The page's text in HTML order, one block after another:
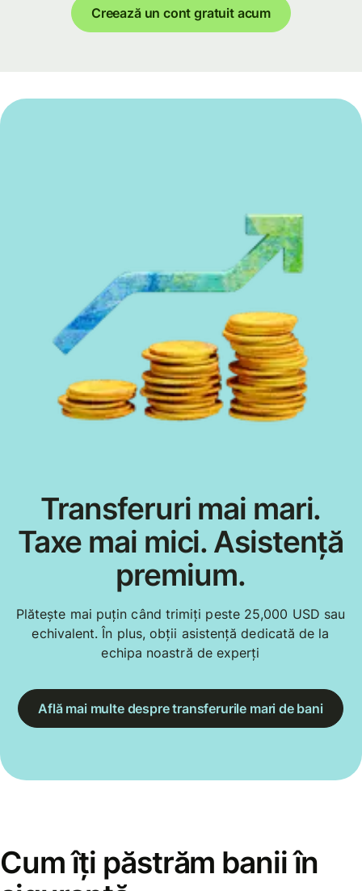
Creează un cont gratuit acum
Transferuri mai mari.
Taxe mai mici. Asistență
premium.
Plătește mai puțin când trimiți peste 25,000 USD sau
echivalent. În plus, obții asistență dedicată de la
echipa noastră de experți
Află mai multe despre transferurile mari de bani
Cum îți păstrăm banii în